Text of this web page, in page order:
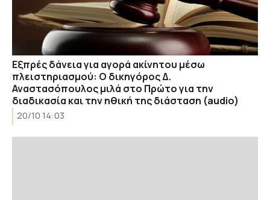
Εξπρές δάνεια για αγορά ακίνητου μέσω
πλειστηριασμού: Ο δικηγόρος Δ.
Αναστασόπουλος μιλά στο Πρώτο για την
διαδικασία και την ηθική της διάσταση (audio)
20/10 14:03